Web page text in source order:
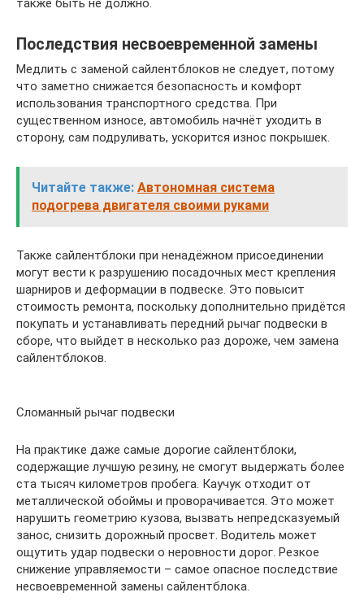
также быть не должно.
Последствия несвоевременной замены
Медлить с заменой сайлентблоков не следует, потому
что заметно снижается безопасность и комфорт
использования транспортного средства. При
существенном износе, автомобиль начнёт уходить в
сторону, сам подруливать, ускорится износ покрышек.
Читайте также: Автономная система
подогрева двигателя своими руками
Также сайлентблоки при ненадёжном присоединении
могут вести к разрушению посадочных мест крепления
шарниров и деформации в подвеске. Это повысит
стоимость ремонта, поскольку дополнительно придётся
покупать и устанавливать передний рычаг подвески в
сборе, что выйдет в несколько раз дороже, чем замена
сайлентблоков.
Сломанный рычаг подвески
На практике даже самые дорогие сайлентблоки,
содержащие лучшую резину, не смогут выдержать более
ста тысяч километров пробега. Каучук отходит от
металлической обоймы и проворачивается. Это может
нарушить геометрию кузова, вызвать непредсказуемый
занос, снизить дорожный просвет. Водитель может
ощутить удар подвески о неровности дорог. Резкое
снижение управляемости – самое опасное последствие
несвоевременной замены сайлентблока.